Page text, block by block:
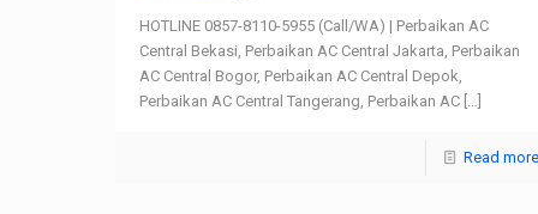
HOTLINE 0857-8110-5955 (Call/WA) | Perbaikan AC
Central Bekasi, Perbaikan AC Central Jakarta, Perbaikan
AC Central Bogor, Perbaikan AC Central Depok,
Perbaikan AC Central Tangerang, Perbaikan AC[…]
Read